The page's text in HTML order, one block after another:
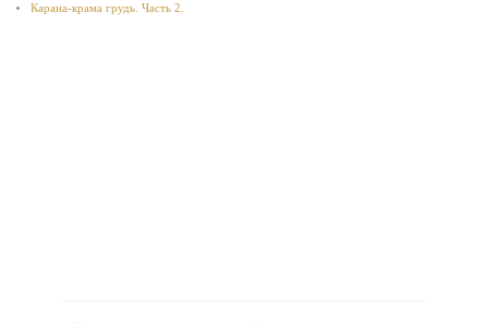
Карана-крама грудь. Часть 2.